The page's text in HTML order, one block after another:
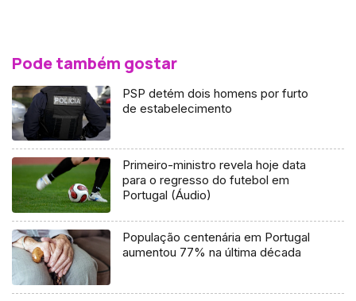
Pode também gostar
PSP detém dois homens por furto
de estabelecimento
Primeiro-ministro revela hoje data
para o regresso do futebol em
Portugal (Áudio)
População centenária em Portugal
aumentou 77% na última década